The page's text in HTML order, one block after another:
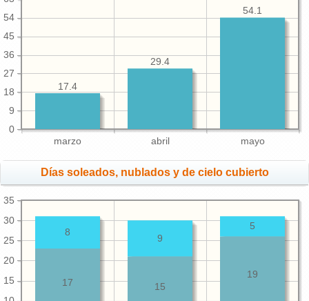
marzo abril mayo
0
9
18
27
36
45
54
54.1
29.4
17.4
Días soleados, nublados y de cielo cubierto
15
20
25
30
35
19
15
17
5
9
8